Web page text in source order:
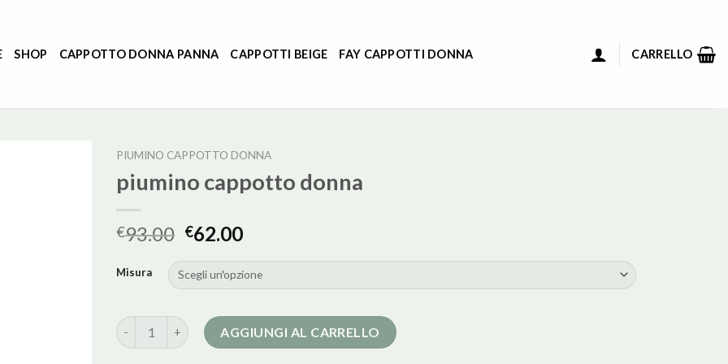
SHOP CAPPOTTO DONNA PANNA CAPPOTTI BEIGE FAY CAPPOTTI DONNA CARRELLO
PIUMINO CAPPOTTO DONNA
piumino cappotto donna
€93.00 €62.00
Misura
piumino cappotto donna quantitàAGGIUNGI AL CARRELLO